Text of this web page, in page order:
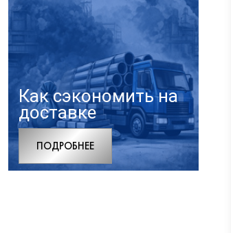
Как сэкономить на
доставке
ПОДРОБНЕЕ